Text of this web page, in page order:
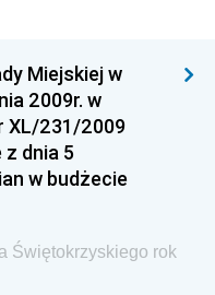
i Polityki
Państwowych
i Głównego
Miejskiej w
2009r. w
XL/231/2009
z dnia 5
w budżecie
Świętokrzyskiego rok